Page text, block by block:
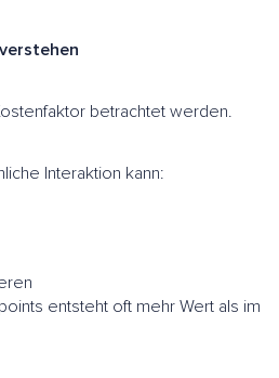
betrachtet werden.
Interaktion kann:
entsteht oft mehr Wert als im